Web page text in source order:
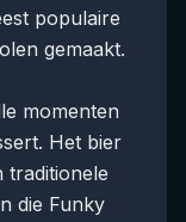
populaire
gemaakt.
momenten
Het bier
traditionele
die Funky